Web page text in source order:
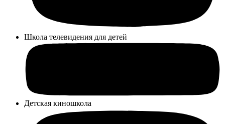
Школа телевидения для детей
Детская киношкола